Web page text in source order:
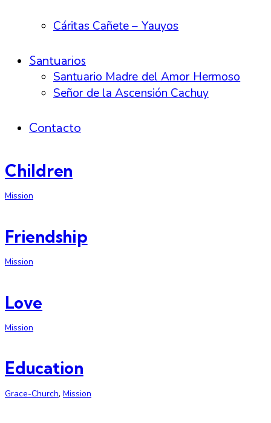
Cáritas Cañete – Yauyos
Santuarios
Santuario Madre del Amor Hermoso
Señor de la Ascensión Cachuy
Contacto
Children
Mission
Friendship
Mission
Love
Mission
Education
Grace-Church, Mission